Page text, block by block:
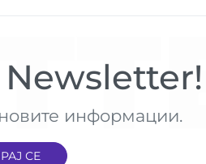
информации.
СЕ